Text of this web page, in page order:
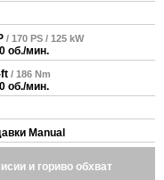
/ 170 PS / 125 kW
об./мин.
/ 186 Nm
об./мин.
Manual
и гориво обхват